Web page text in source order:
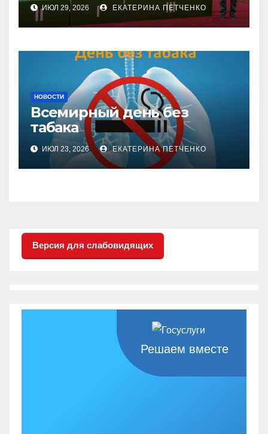
настольного тенниса ПОДА
ИЮЛ 29, 2026 ЕКАТЕРИНА ПЕТЧЕНКО
НОВОСТИ
Всемирный день без
табака
ИЮЛ 23, 2026 ЕКАТЕРИНА ПЕТЧЕНКО
Версия для слабовидящих
Решаем вместе